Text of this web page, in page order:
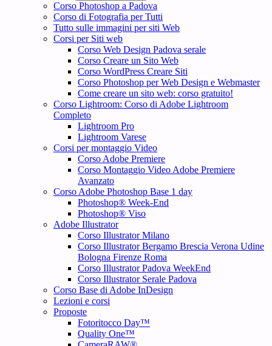
Corso Photoshop a Padova
Corso di Fotografia per Tutti
Tutto sulle immagini per siti Web
Corsi per Siti web
Corso Web Design Padova serale
Corso Creare un Sito Web
Corso WordPress Creare Siti
Corso Photoshop per Web Design e Webmaster
Come creare un sito web: corso gratuito!
Corso Lightroom: Corso di Adobe Lightroom
Completo
Lightroom Pro
Lightroom Varese
Corsi per montaggio Video
Corso Adobe Premiere
Corso Montaggio Video Adobe Premiere
Avanzato
Corso Adobe Photoshop Base 1 day
Photoshop® Week-End
Photoshop® Viso
Adobe Illustrator
Corso Illustrator Milano
Corso Illustrator Bergamo Brescia Verona Udine
Bologna Firenze Roma
Corso Illustrator Padova WeekEnd
Corso Illustrator Serale Padova
Corso Base di Adobe InDesign
Lezioni e corsi
Proposte
Fotoritocco Day™
Quality One™